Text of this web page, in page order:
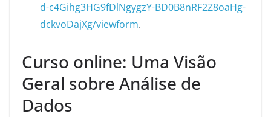
d-c4Gihg3HG9fDlNgygzY-BD0B8nRF2Z8oaHg-
dckvoDajXg/viewform.
Curso online: Uma Visão
Geral sobre Análise de
Dados